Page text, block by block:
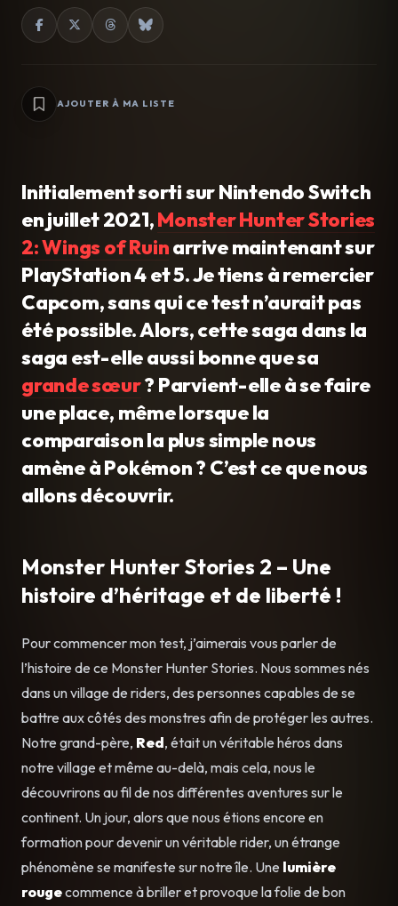
AJOUTER À MA LISTE
Initialement sorti sur Nintendo Switch
en juillet 2021,Monster Hunter Stories
2: Wings of Ruinarrive maintenant sur
PlayStation 4 et 5. Je tiens à remercier
Capcom, sans qui ce test n’aurait pas
été possible. Alors, cette saga dans la
saga est-elle aussi bonne que sa
grande sœur? Parvient-elle à se faire
une place, même lorsque la
comparaison la plus simple nous
amène à Pokémon ? C’est ce que nous
allons découvrir.
Monster Hunter Stories 2 – Une
histoire d’héritage et de liberté !
Pour commencer mon test, j’aimerais vous parler de
l’histoire de ce Monster Hunter Stories. Nous sommes nés
dans un village de riders, des personnes capables de se
battre aux côtés des monstres afin de protéger les autres.
Notre grand-père, Red, était un véritable héros dans
notre village et même au-delà, mais cela, nous le
découvrirons au fil de nos différentes aventures sur le
continent. Un jour, alors que nous étions encore en
formation pour devenir un véritable rider, un étrange
phénomène se manifeste sur notre île. Une lumière
rougecommence à briller et provoque la folie de bon